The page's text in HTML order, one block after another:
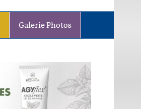
Galerie Photos